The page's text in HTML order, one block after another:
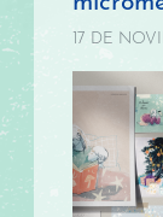
17 DE